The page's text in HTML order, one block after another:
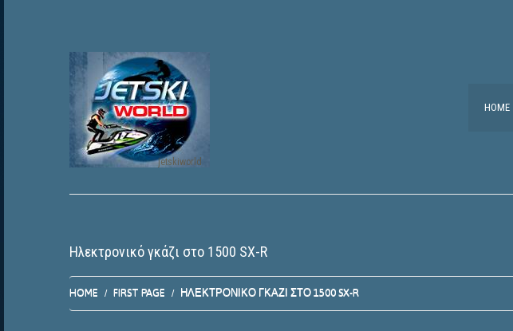
jetskiworld
HOME
Ηλεκτρονικό γκάζι στο 1500 SX-R
HOME FIRST PAGE ΗΛΕΚΤΡΟΝΙΚΌ ΓΚΆΖΙ ΣΤΟ 1500 SX-R